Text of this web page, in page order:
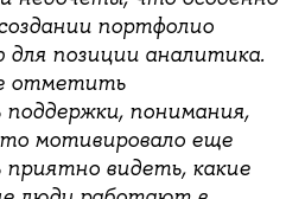
портфолио
для позиции аналитика.
отметить
понимания,
мотивировало еще
видеть, какие